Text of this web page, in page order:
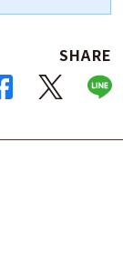
SHARE